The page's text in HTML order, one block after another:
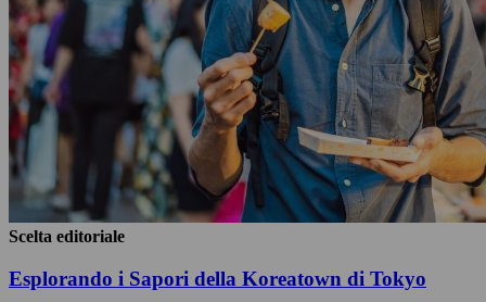
Scelta editoriale
Esplorando i Sapori della Koreatown di Tokyo